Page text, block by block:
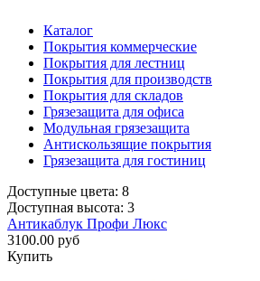
Каталог
Покрытия коммерческие
Покрытия для лестниц
Покрытия для производств
Покрытия для складов
Грязезащита для офиса
Модульная грязезащита
Антискользящие покрытия
Грязезащита для гостиниц
Доступные цвета: 8
Доступная высота: 3
Антикаблук Профи Люкс
3100.00 руб
Купить